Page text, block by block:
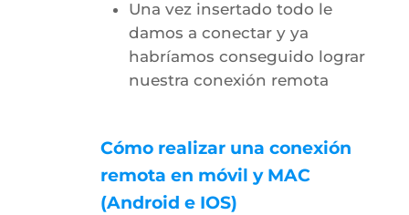
Una vez insertado todo le
damos a conectar y ya
habríamos conseguido lograr
nuestra conexión remota
Cómo realizar una conexión
remota en móvil y MAC
(Android e IOS)